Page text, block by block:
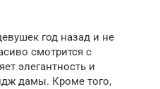
год назад и не
смотрится с
элегантность и
дамы. Кроме того,